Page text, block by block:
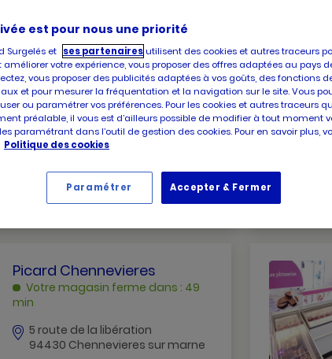
PICARD
NOGENT
RER
NOGENT
SUR
MARNE
Picard Nogent Rer
Votre magasin ferme dans : 49
min
6 grande rue charles de gaulle
+33 1 43 97 11 51 numéro
de
PICARD
CHENNEVIERES
CHENNEVIERES
MARNE
Picard Chennevieres
Votre magasin ferme dans : 49
min
5 route de la libération
94430 Chennevieres sur marne
est pour nous une priorité
Surgelés et ses partenairesutilisent des cookies et autres traceurs
améliorer votre expérience, vous proposer des offres adaptées au pays
vous proposer des publicités adaptées à vos goûts, des fonctions
et pour mesurer la fréquentation et la navigation sur le site. Vous
ou paramétrer vos préférences. Pour les cookies et autres traceurs
préalable, il vous est d’ailleurs possible de modifier à tout moment
paramétrant dans l’outil de gestion des cookies. Pour en savoir plus,
Politique des cookies
Accepter & Fermer
Paramétrer